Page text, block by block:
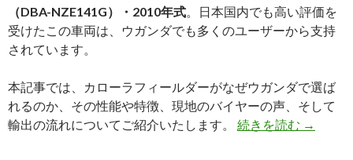
の
ご
紹
（DBA-NZE141G）・2010年式。日本国内でも高い評価を
受けたこの車両は、ウガンダでも多くのユーザーから支持
されています。
本記事では、カローラフィールダーがなぜウガンダで選ば
れるのか、その性能や特徴、現地のバイヤーの声、そして
輸出の流れについてご紹介いたします。 続きを読む 【買
→